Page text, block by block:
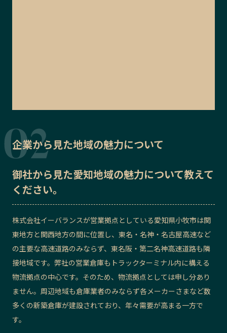
企業から見た地域の魅力について
御社から見た愛知地域の魅力について教えて
ください。
株式会社イーバランスが営業拠点としている愛知県小牧市は関
東地方と関西地方の間に位置し、東名・名神・名古屋高速など
の主要な高速道路のみならず、東名阪・第二名神高速道路も隣
接地域です。弊社の営業倉庫もトラックターミナル内に構える
物流拠点の中心です。そのため、物流拠点としては申し分あり
ません。周辺地域も倉庫業者のみならず各メーカーさまなど数
多くの新築倉庫が建設されており、年々需要が高まる一方で
す。